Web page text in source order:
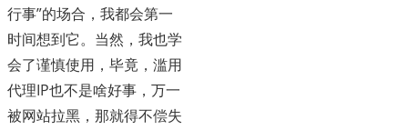
行事”的场合，我都会第一
时间想到它。当然，我也学
会了谨慎使用，毕竟，滥用
代理IP也不是啥好事，万一
被网站拉黑，那就得不偿失